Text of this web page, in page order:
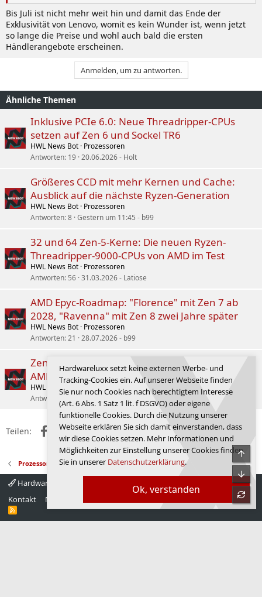
Bis Juli ist nicht mehr weit hin und damit das Ende der
Exklusivität von Lenovo, womit es kein Wunder ist, wenn jetzt
so lange die Preise und wohl auch bald die ersten
Händlerangebote erscheinen.
Anmelden, um zu antworten.
Ähnliche Themen
Inklusive PCIe 6.0: Neue Threadripper-CPUs
setzen auf Zen 6 und Sockel TR6
HWL News Bot Prozessoren
Antworten 19 20.06.2026 Holt
Größeres CCD mit mehr Kernen und Cache:
Ausblick auf die nächste Ryzen-Generation
HWL News Bot Prozessoren
Antworten 8 Gestern um 11:45 b99
32 und 64 Zen-5-Kerne: Die neuen Ryzen-
Threadripper-9000-CPUs von AMD im Test
HWL News Bot Prozessoren
Antworten 56 31.03.2026 Latiose
AMD Epyc-Roadmap: "Florence" mit Zen 7 ab
2028, "Ravenna" mit Zen 8 zwei Jahre später
HWL News Bot Prozessoren
Antworten 21 28.07.2026 b99
Zen-5-Kerne, RDNA-3.5-GPU und starke NPU:
AMD stellt Ryzen AI Embedded P100 Series vor
HWL News Bot
Prozessoren
Antworten
09.03.2026 HWL News Bot
Teilen: FacebookX (Twitter)
RedditWhatsApp
E-MailLink
Prozessoren
Hardwareluxx 4.0
Kontakt
Nutzungsbedingungen Startseite
R
Ok, verstanden
Hardwareluxx setzt keine externen Werbe- und
Tracking-Cookies ein. Auf unserer Webseite finden
Sie nur noch Cookies nach berechtigtem Interesse
(Art. 6 Abs. 1 Satz 1 lit. f DSGVO) oder eigene
funktionelle Cookies. Durch die Nutzung unserer
Webseite erklären Sie sich damit einverstanden, dass
wir diese Cookies setzen. Mehr Informationen und
Möglichkeiten zur Einstellung unserer Cookies finden
Sie in unserer Datenschutzerklärung.